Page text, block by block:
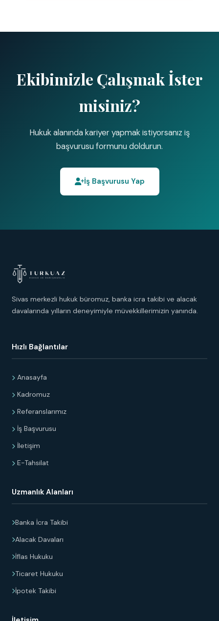
Ekibimizle Çalışmak İster
misiniz?
Hukuk alanında kariyer yapmak istiyorsanız iş
başvurusu formunu doldurun.
İş Başvurusu Yap
Sivas merkezli hukuk büromuz, banka icra takibi ve alacak
davalarında yılların deneyimiyle müvekkillerimizin yanında.
Hızlı Bağlantılar
Anasayfa
Kadromuz
Referanslarımız
İş Başvurusu
İletişim
E-Tahsilat
Uzmanlık Alanları
Banka İcra Takibi
Alacak Davaları
İflas Hukuku
Ticaret Hukuku
İpotek Takibi